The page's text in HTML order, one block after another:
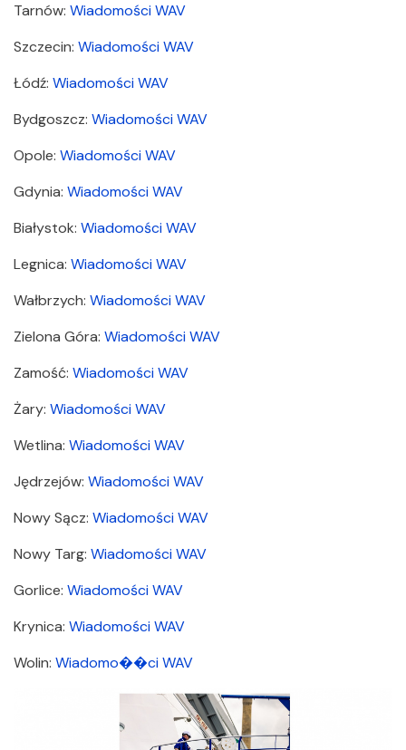
Tarnów: Wiadomości WAV
Szczecin: Wiadomości WAV
Łódź: Wiadomości WAV
Bydgoszcz: Wiadomości WAV
Opole: Wiadomości WAV
Gdynia: Wiadomości WAV
Białystok: Wiadomości WAV
Legnica: Wiadomości WAV
Wałbrzych: Wiadomości WAV
Zielona Góra: Wiadomości WAV
Zamość: Wiadomości WAV
Żary: Wiadomości WAV
Wetlina: Wiadomości WAV
Jędrzejów: Wiadomości WAV
Nowy Sącz: Wiadomości WAV
Nowy Targ: Wiadomości WAV
Gorlice: Wiadomości WAV
Krynica: Wiadomości WAV
Wolin: Wiadomo��ci WAV